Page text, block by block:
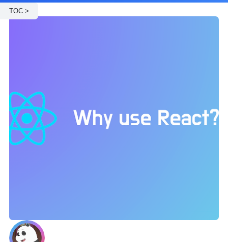
TOC >